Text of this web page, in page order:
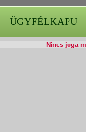
ÜGYFÉLKAPU
Nincs joga